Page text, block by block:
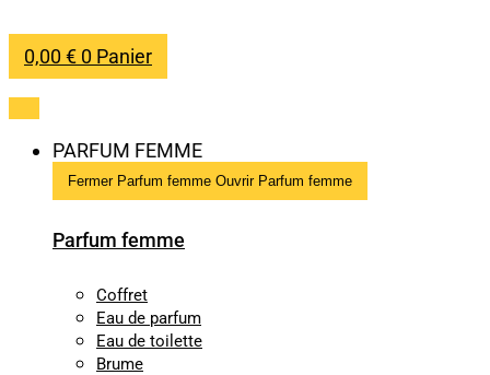
0,00€ 0 Panier
PARFUM FEMME
Fermer Parfum femme Ouvrir Parfum femme
Parfum femme
Coffret
Eau de parfum
Eau de toilette
Brume